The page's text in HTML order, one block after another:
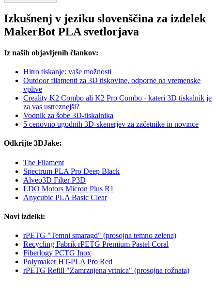
Izkušnenj v jeziku slovenščina za izdelek
MakerBot PLA svetlorjava
Iz naših objavljenih člankov:
Hitro tiskanje: vaše možnosti
Outdoor filamenti za 3D tiskovine, odporne na vremenske
vplive
Creality K2 Combo ali K2 Pro Combo - kateri 3D tiskalnik je
za vas ustreznejši?
Vodnik za šobe 3D-tiskalnika
5 cenovno ugodnih 3D-skenerjev za začetnike in novince
Odkrijte 3DJake:
The Filament
Spectrum PLA Pro Deep Black
Alveo3D Filter P3D
LDO Motors Micron Plus R1
Anycubic PLA Basic Clear
Novi izdelki:
rPETG "Temni smaragd" (prosojna temno zelena)
Recycling Fabrik rPETG Premium Pastel Coral
Fiberlogy PCTG Inox
Polymaker HT-PLA Pro Red
rPETG Refill "Zamrznjena vrtnica" (prosojna rožnata)